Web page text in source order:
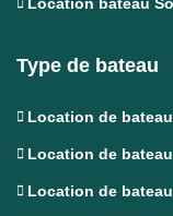
Type de bateau
Location de
Location de
Location de